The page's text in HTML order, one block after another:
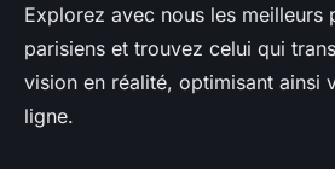
Explorez avec nous les meilleurs
parisiens et trouvez celui qui
vision en réalité, optimisant ainsi
ligne.